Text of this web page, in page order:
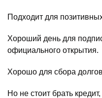
Подходит для
Хороший день для
официального открытия.
Хорошо для сбора
Но не стоит брать